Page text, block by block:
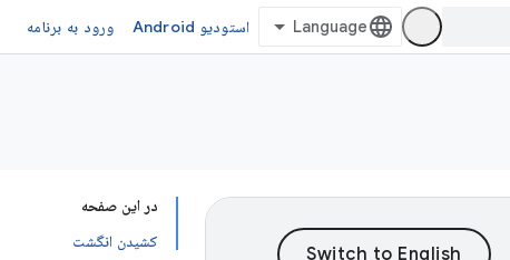
استودیو Android ورود به برنامه
در این صفحه
کشیدن انگشت